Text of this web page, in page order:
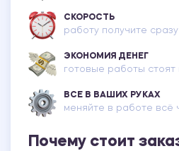
СКОРОСТЬ
работу получите
ЭКОНОМИЯ ДЕНЕГ
готовые работы стоят
ВСЕ В ВАШИХ РУКАХ
меняйте в работе всё
Почему стоит